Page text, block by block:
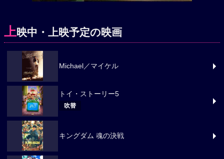
上映中・上映予定の映画
Michael／マイケル
トイ・ストーリー5
吹替
キングダム 魂の決戦